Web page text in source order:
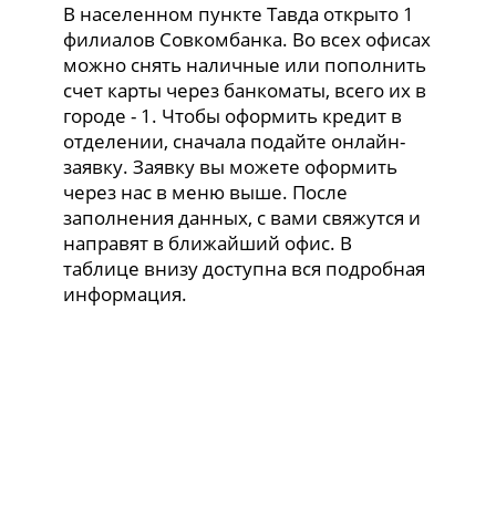
В населенном пункте Тавда открыто 1
филиалов Совкомбанка. Во всех офисах
можно снять наличные или пополнить
счет карты через банкоматы, всего их в
городе - 1. Чтобы оформить кредит в
отделении, сначала подайте онлайн-
заявку. Заявку вы можете оформить
через нас в меню выше. После
заполнения данных, с вами свяжутся и
направят в ближайший офис. В
таблице внизу доступна вся подробная
информация.